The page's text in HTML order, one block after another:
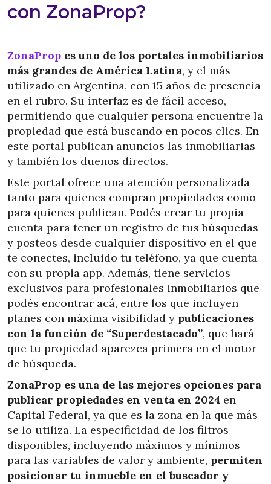
con ZonaProp?
ZonaProp es uno de los portales inmobiliarios
más grandes de América Latina, y el más
utilizado en Argentina, con 15 años de presencia
en el rubro. Su interfaz es de fácil acceso,
permitiendo que cualquier persona encuentre la
propiedad que está buscando en pocos clics. En
este portal publican anuncios las inmobiliarias
y también los dueños directos.
Este portal ofrece una atención personalizada
tanto para quienes compran propiedades como
para quienes publican. Podés crear tu propia
cuenta para tener un registro de tus búsquedas
y posteos desde cualquier dispositivo en el que
te conectes, incluido tu teléfono, ya que cuenta
con su propia app. Además, tiene servicios
exclusivos para profesionales inmobiliarios que
podés encontrar acá, entre los que incluyen
planes con máxima visibilidad y publicaciones
con la función de “Superdestacado”, que hará
que tu propiedad aparezca primera en el motor
de búsqueda.
ZonaProp es una de las mejores opciones para
publicar propiedades en venta en 2024 en
Capital Federal, ya que es la zona en la que más
se lo utiliza. La especificidad de los filtros
disponibles, incluyendo máximos y mínimos
para las variables de valor y ambiente, permiten
posicionar tu inmueble en el buscador y